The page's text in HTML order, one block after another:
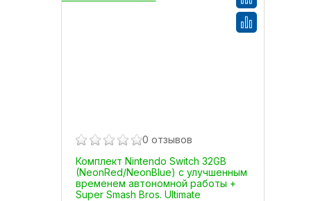
0 отзывов
Комплект Nintendo Switch 32GB
(NeonRed/NeonBlue) с улучшенным
временем автономной работы +
Super Smash Bros. Ultimate